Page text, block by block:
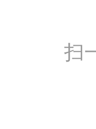
扫